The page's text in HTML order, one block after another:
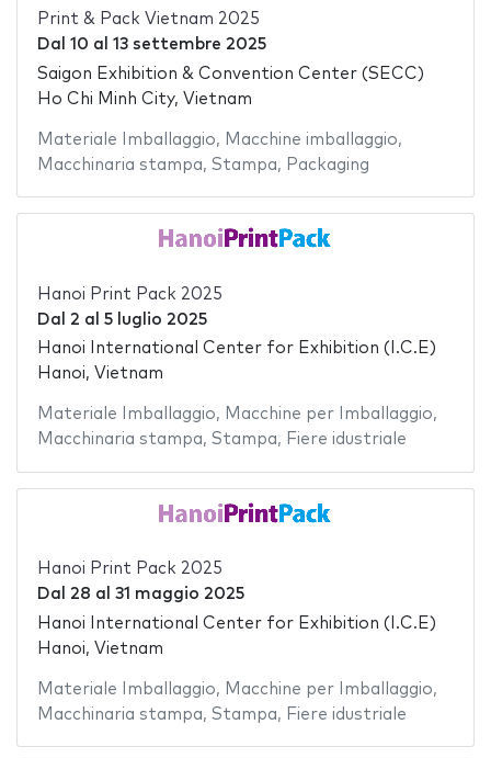
Print & Pack Vietnam 2025
Dal 10 al 13 settembre 2025
Saigon Exhibition & Convention Center (SECC)
Ho Chi Minh City, Vietnam
Materiale Imballaggio, Macchine imballaggio,
Macchinaria stampa, Stampa, Packaging
Hanoi Print Pack 2025
Dal 2 al 5 luglio 2025
Hanoi International Center for Exhibition (I.C.E)
Hanoi, Vietnam
Materiale Imballaggio, Macchine per Imballaggio,
Macchinaria stampa, Stampa, Fiere idustriale
Hanoi Print Pack 2025
Dal 28 al 31 maggio 2025
Hanoi International Center for Exhibition (I.C.E)
Hanoi, Vietnam
Materiale Imballaggio, Macchine per Imballaggio,
Macchinaria stampa, Stampa, Fiere idustriale